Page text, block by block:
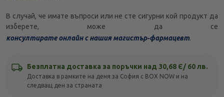
В случай, че имате въпроси или не сте сигурни кой продукт да
изберете, може да се
консултирате онлайн с нашия магистър-фармацевт.
Безплатна доставка за поръчки над 30,68 Є/ 60 лв.
Доставка в рамките на деня за София с BOX NOW и на
следващ ден за страната